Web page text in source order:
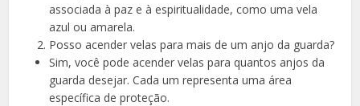
associada à paz e à espiritualidade, como uma vela
azul ou amarela.
Posso acender velas para mais de um anjo da guarda?
Sim, você pode acender velas para quantos anjos da
guarda desejar. Cada um representa uma área
específica de proteção.